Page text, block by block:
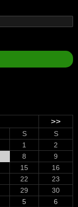
>>
S
S
1
2
8
9
15
16
22
23
29
30
5 6